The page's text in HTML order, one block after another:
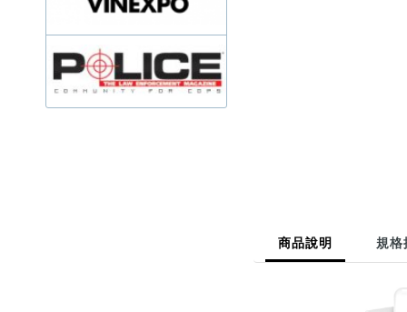
商品說明 規格